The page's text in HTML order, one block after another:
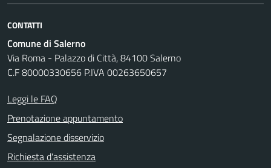
CONTATTI
Comune di Salerno
Via Roma - Palazzo di Città, 84100 Salerno
C.F 80000330656 P.IVA 00263650657
Leggi le FAQ
Prenotazione appuntamento
Segnalazione disservizio
Richiesta d'assistenza